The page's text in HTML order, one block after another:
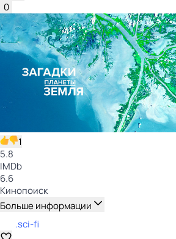
0
1
5.8
IMDb
6.6
Кинопоиск
Больше информации
.sci-fi